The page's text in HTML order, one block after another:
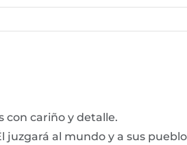
con cariño y detalle.
al mundo y a sus